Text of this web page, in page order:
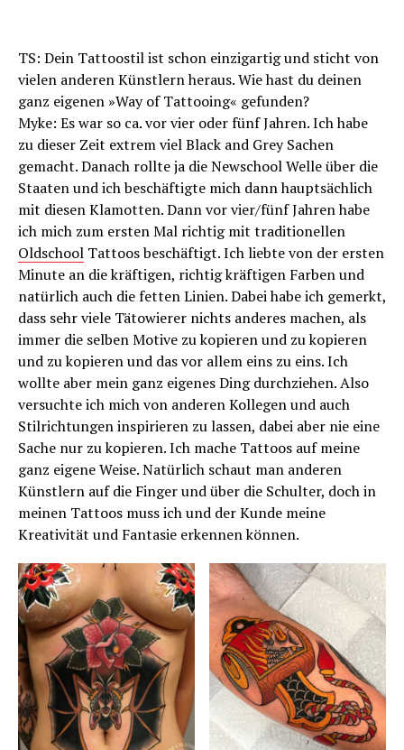
TS: Dein Tattoostil ist schon einzigartig und sticht von
vielen anderen Künstlern heraus. Wie hast du deinen
ganz eigenen »Way of Tattooing« gefunden?
Myke: Es war so ca. vor vier oder fünf Jahren. Ich habe
zu dieser Zeit extrem viel Black and Grey Sachen
gemacht. Danach rollte ja die Newschool Welle über die
Staaten und ich beschäftigte mich dann hauptsächlich
mit diesen Klamotten. Dann vor vier/fünf Jahren habe
ich mich zum ersten Mal richtig mit traditionellen
Oldschool Tattoos beschäftigt. Ich liebte von der ersten
Minute an die kräftigen, richtig kräftigen Farben und
natürlich auch die fetten Linien. Dabei habe ich gemerkt,
dass sehr viele Tätowierer nichts anderes machen, als
immer die selben Motive zu kopieren und zu kopieren
und zu kopieren und das vor allem eins zu eins. Ich
wollte aber mein ganz eigenes Ding durchziehen. Also
versuchte ich mich von anderen Kollegen und auch
Stilrichtungen inspirieren zu lassen, dabei aber nie eine
Sache nur zu kopieren. Ich mache Tattoos auf meine
ganz eigene Weise. Natürlich schaut man anderen
Künstlern auf die Finger und über die Schulter, doch in
meinen Tattoos muss ich und der Kunde meine
Kreativität und Fantasie erkennen können.